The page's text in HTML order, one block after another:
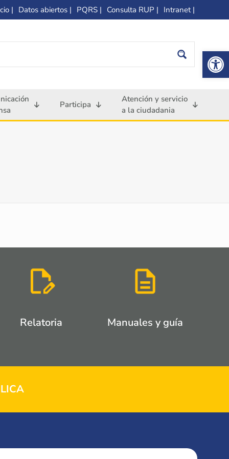
| Datos abiertos | PQRS | Consulta RUP | Intranet |
Participa
Atención y servicio
a la ciudadania
Relatoria Manuales y guía